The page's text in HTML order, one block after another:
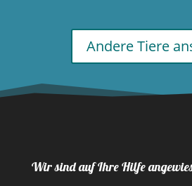
Andere Tiere
Wir sind auf Ihre Hilfe